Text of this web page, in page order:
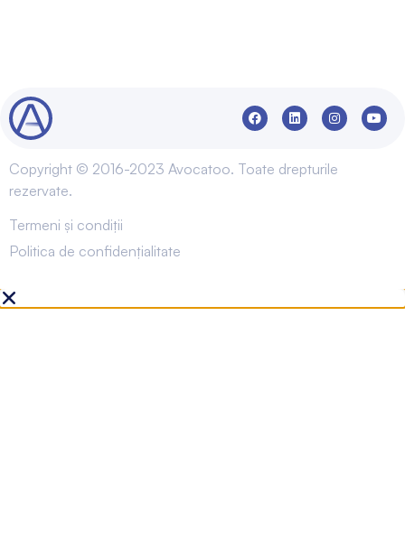
Copyright © 2016-2023 Avocatoo. Toate drepturile
rezervate.
Termeni și condiții
Politica de confidențialitate